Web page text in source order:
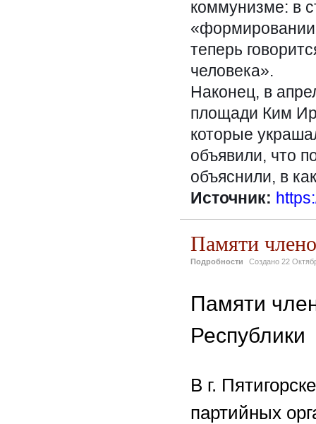
коммунизме: в
«формировании
теперь
человека».
Наконец, в
площади Ким
которые
объявили, что
объяснили, в
Источник:
Памяти
Подробности Создано 22
Памяти
Республики
В г.
партийных